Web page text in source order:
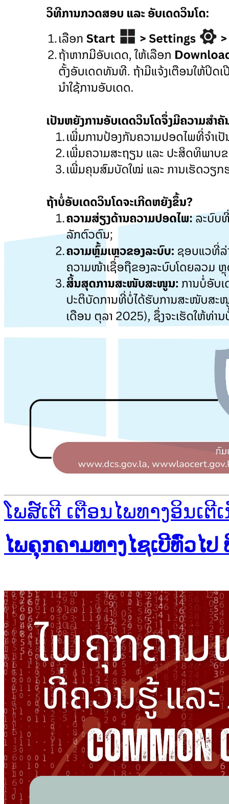
ໂພສ໌ເຕີ ເຕືອນໄພທາງອິນເຕີ
ໄພຄຸກຄາມທາງໄຊເບີທົ່ວໄ